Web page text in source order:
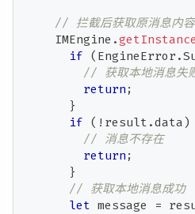
// 拦截后获取原消息内
    IMEngine
.getInstance
if ( EngineError .
// 获取本地消息失
return ;
}
if ( ! result .data)
// 消息不存在
return ;
}
// 获取本地消息成功
let message =